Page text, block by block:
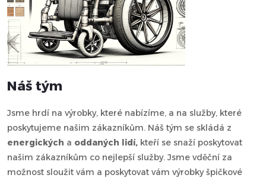
Náš tým
Jsme hrdí na výrobky, které nabízíme, a na služby, které
poskytujeme našim zákazníkům. Náš tým se skládá z
energických a oddaných lidí, kteří se snaží poskytovat
našim zákazníkům co nejlepší služby. Jsme vděční za
možnost sloužit vám a poskytovat vám výrobky špičkové